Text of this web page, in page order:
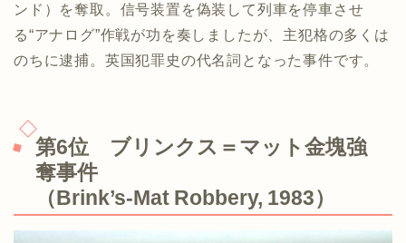
ンド）を奪取。信号装置を偽装して列車を停車させ
る“アナログ”作戦が功を奏しましたが、主犯格の多くは
のちに逮捕。英国犯罪史の代名詞となった事件です。
第6位 ブリンクス＝マット金塊強
奪事件
（Brink’s‑Mat Robbery, 1983）